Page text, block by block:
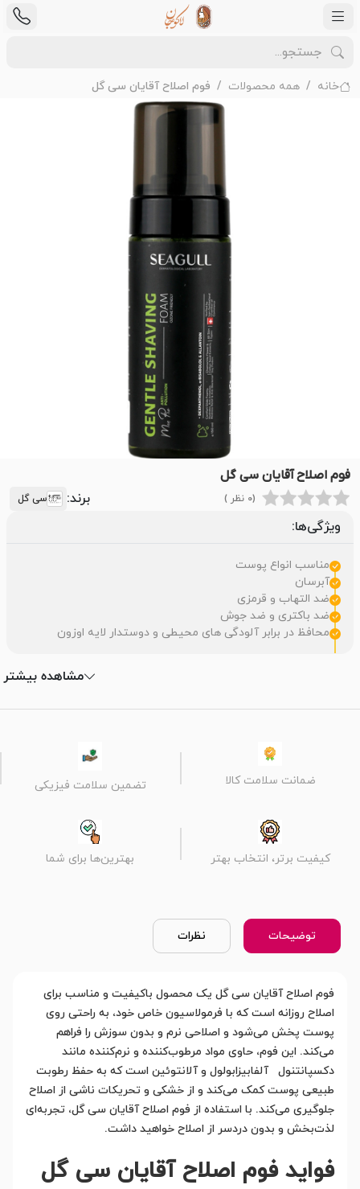
خانه همه محصولات فوم اصلاح آقایان سی گل
فوم اصلاح آقایان سی گل
(0 نظر ) برند: سی گل
ویژگی‌ها:
مناسب انواع پوست
آبرسان
ضد التهاب و قرمزی
ضد باکتری و ضد جوش
محافظ در برابر آلودگی های محیطی و دوستدار لایه اوزون
مشاهده بیشتر
ضمانت سلامت کالا تضمین سلامت فیزیکی
کیفیت برتر، انتخاب بهتر بهترین‌ها برای شما
توضیحات نظرات
فوم اصلاح آقایان سی گل یک محصول باکیفیت و مناسب برای
اصلاح روزانه است که با فرمولاسیون خاص خود، به راحتی روی
پوست پخش می‌شود و اصلاحی نرم و بدون سوزش را فراهم
می‌کند. این فوم، حاوی مواد مرطوب‌کننده و نرم‌کننده مانند
دکسپانتنول آلفابیزابولول و آلانتوئین است که به حفظ رطوبت
طبیعی پوست کمک می‌کند و از خشکی و تحریکات ناشی از اصلاح
جلوگیری می‌کند. با استفاده از فوم اصلاح آقایان سی گل، تجربه‌ای
لذت‌بخش و بدون دردسر از اصلاح خواهید داشت.
فواید فوم اصلاح آقایان سی گل